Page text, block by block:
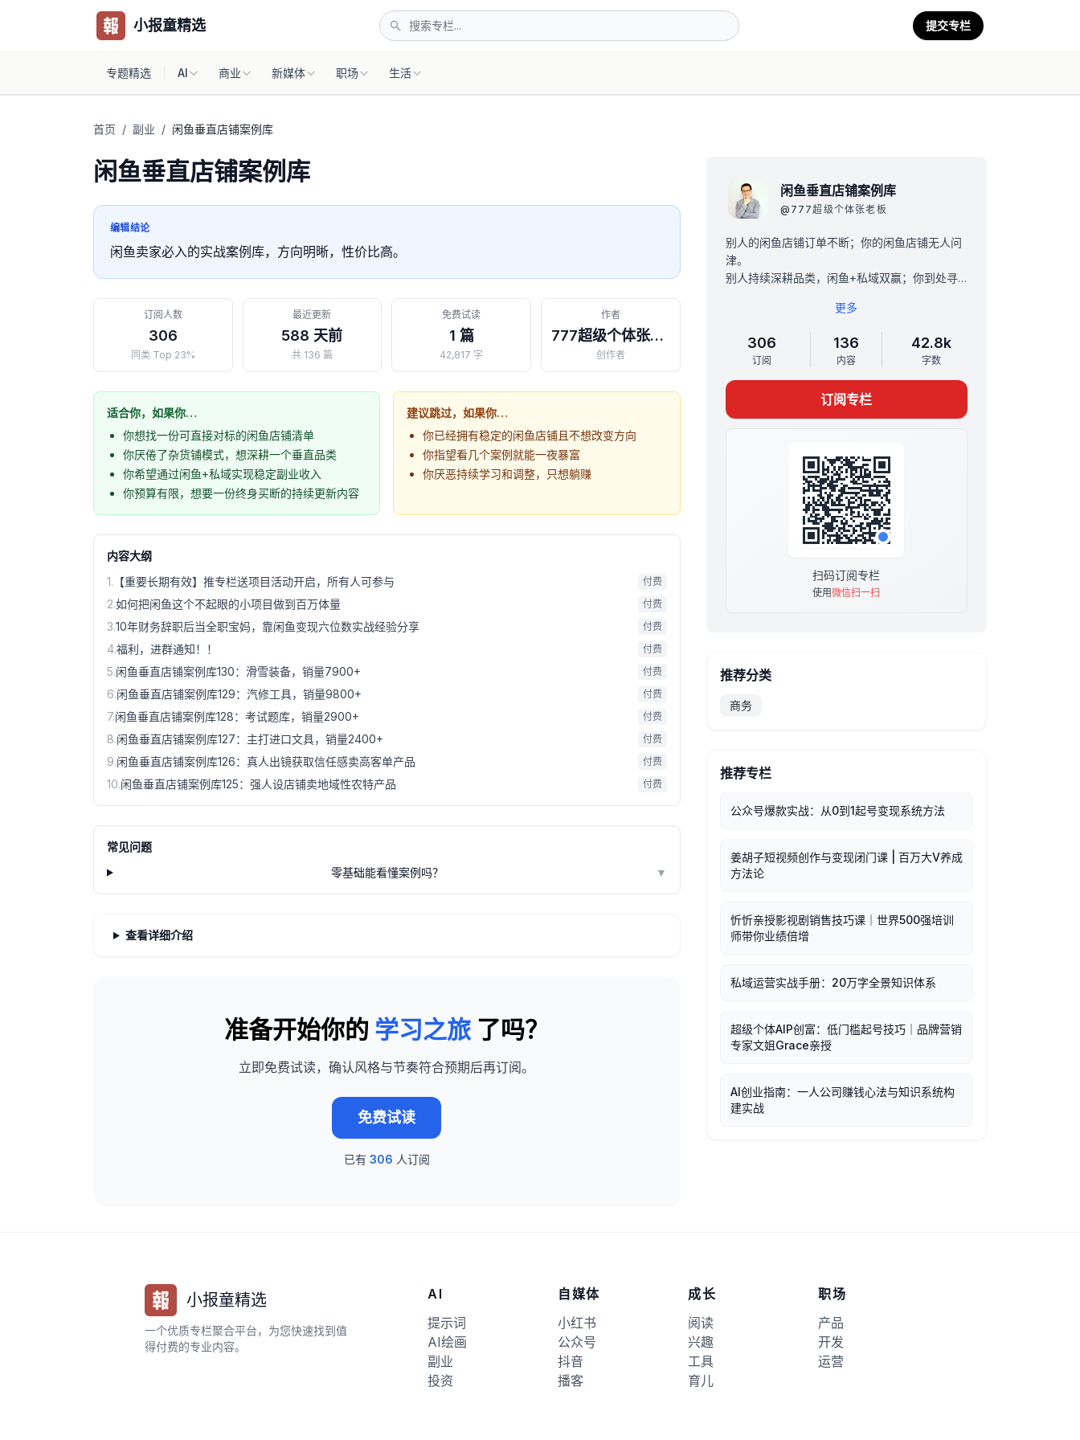
小报童精选 提交专栏
专题精选 AI 商业 新媒体 职场 生活
首页 / 副业 / 闲鱼垂直店铺案例库
闲鱼垂直店铺案例库
编辑结论
闲鱼卖家必入的实战案例库，方向明晰，性价比高。
订阅人数
306
同类 Top 23%
最近更新
588 天前
共 136 篇
免费试读
1 篇
42,817 字
作者
777超级个体张老板
创作者
适合你，如果你…
你想找一份可直接对标的闲鱼店铺清单
你厌倦了杂货铺模式，想深耕一个垂直品类
你希望通过闲鱼+私域实现稳定副业收入
你预算有限，想要一份终身买断的持续更新内容
建议跳过，如果你…
你已经拥有稳定的闲鱼店铺且不想改变方向
你指望看几个案例就能一夜暴富
你厌恶持续学习和调整，只想躺赚
内容大纲
1. 【重要长期有效】推专栏送项目活动开启，所有人可参与 付费
2.如何把闲鱼这个不起眼的小项目做到百万体量 付费
3.10年财务辞职后当全职宝妈，靠闲鱼变现六位数实战经验分享 付费
4.福利，进群通知！！ 付费
5.闲鱼垂直店铺案例库130：滑雪装备，销量7900+ 付费
6.闲鱼垂直店铺案例库129：汽修工具，销量9800+ 付费
7.闲鱼垂直店铺案例库128：考试题库，销量2900+ 付费
8.闲鱼垂直店铺案例库127：主打进口文具，销量2400+ 付费
9.闲鱼垂直店铺案例库126：真人出镜获取信任感卖高客单产品 付费
10.闲鱼垂直店铺案例库125：强人设店铺卖地域性农特产品 付费
常见问题
零基础能看懂案例吗？
▼
查看详细介绍
准备开始你的 学习之旅 了吗？
立即免费试读，确认风格与节奏符合预期后再订阅。
免费试读
已有 306 人订阅
闲鱼垂直店铺案例库
@ 777超级个体张老板
别人的闲鱼店铺订单不断；你的闲鱼店铺无人问
津。
别人持续深耕品类，闲鱼+私域双赢；你到处寻
手动筛选至少100个闲鱼垂直店铺案例，可学
习，可对标，可复制。
电商，离钱最近，找到一个对标，就是赚钱机
本专栏为终身买断制，购买后无时间限制，可一
直观看所有过往和后续更新。
本专栏原价199元，限时特价69元，后面会在不
订阅后添加我微信：f86562，赠送你一个《张老
板和他的朋友们》微信交流群。
更多
306
订阅
136
内容
42.8k
字数
订阅专栏
扫码订阅专栏
使用微信扫一扫
推荐分类
商务
推荐专栏
公众号爆款实战：从0到1起号变现系统方法
姜胡子短视频创作与变现闭门课 | 百万大V养成
方法论
忻忻亲授影视剧销售技巧课｜世界500强培训
师带你业绩倍增
私域运营实战手册：20万字全景知识体系
超级个体AIP创富：低门槛起号技巧｜品牌营销
专家文姐Grace亲授
AI创业指南：一人公司赚钱心法与知识系统构
建实战
小报童精选
一个优质专栏聚合平台，为您快速找到值
得付费的专业内容。
AI
提示词
AI绘画
副业
投资
自媒体
小红书
公众号
抖音
播客
成长
阅读
兴趣
工具
育儿
职场
产品
开发
运营